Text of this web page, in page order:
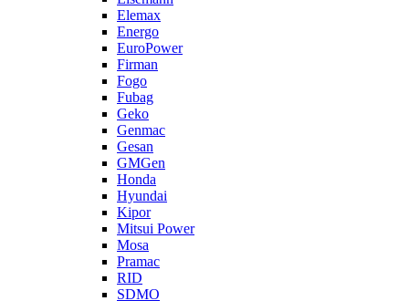
Elemax
Energo
EuroPower
Firman
Fogo
Fubag
Geko
Genmac
Gesan
GMGen
Honda
Hyundai
Kipor
Mitsui Power
Mosa
Pramac
RID
SDMO